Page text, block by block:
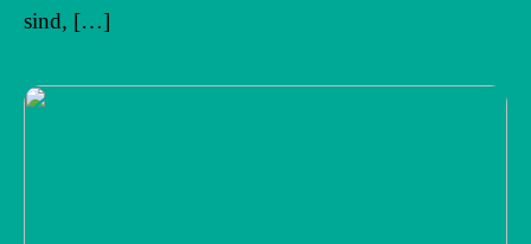
sind, […]